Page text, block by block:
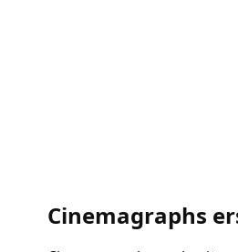
Cinemagraphs